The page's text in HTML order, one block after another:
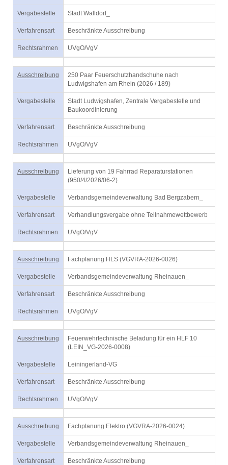
Vergabestelle Stadt Walldorf_
Verfahrensart Beschränkte Ausschreibung
Rechtsrahmen UVgO/VgV
Ausschreibung
250 Paar Feuerschutzhandschuhe nach
Ludwigshafen am Rhein (2026 / 189)
Vergabestelle
Stadt Ludwigshafen, Zentrale Vergabestelle und
Baukoordinierung
Verfahrensart Beschränkte Ausschreibung
Rechtsrahmen UVgO/VgV
Ausschreibung
Lieferung von 19 Fahrrad Reparaturstationen
(950/4/2026/06-2)
Vergabestelle Verbandsgemeindeverwaltung Bad Bergzabern_
Verfahrensart Verhandlungsvergabe ohne Teilnahmewettbewerb
Rechtsrahmen UVgO/VgV
Ausschreibung Fachplanung HLS (VGVRA-2026-0026)
Vergabestelle Verbandsgemeindeverwaltung Rheinauen_
Verfahrensart Beschränkte Ausschreibung
Rechtsrahmen UVgO/VgV
Ausschreibung
Feuerwehrtechnische Beladung für ein HLF 10
(LEIN_VG-2026-0008)
Vergabestelle Leiningerland-VG
Verfahrensart Beschränkte Ausschreibung
Rechtsrahmen UVgO/VgV
Ausschreibung Fachplanung Elektro (VGVRA-2026-0024)
Vergabestelle Verbandsgemeindeverwaltung Rheinauen_
Verfahrensart Beschränkte Ausschreibung